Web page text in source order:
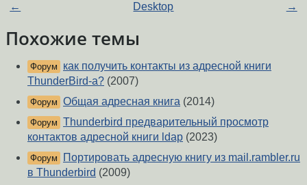
← Desktop →
Похожие темы
Форум
как получить контакты из адресной книги
ThunderBird-а? (2007)
Форум Общая адресная книга (2014)
Форум Thunderbird предварительный просмотр
контактов адресной книги ldap (2023)
Форум
Портировать адресную книгу из mail.rambler.ru
в Thunderbird (2009)